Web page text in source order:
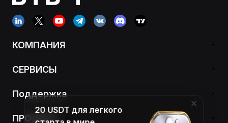
КОМПАНИЯ
СЕРВИСЫ
Поддержка
ПРОДУКТ
20 USDT для легкого